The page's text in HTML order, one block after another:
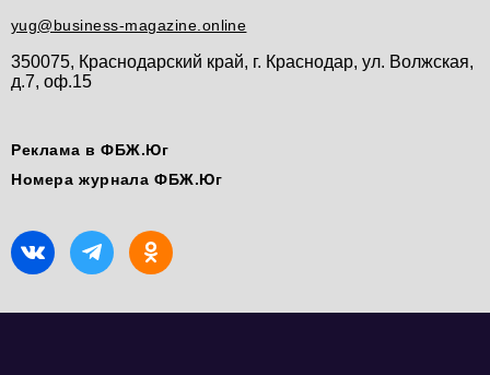
yug@business-magazine.online
350075, Краснодарский край, г. Краснодар, ул. Волжская,
д.7, оф.15
Реклама в ФБЖ.Юг
Номера журнала ФБЖ.Юг